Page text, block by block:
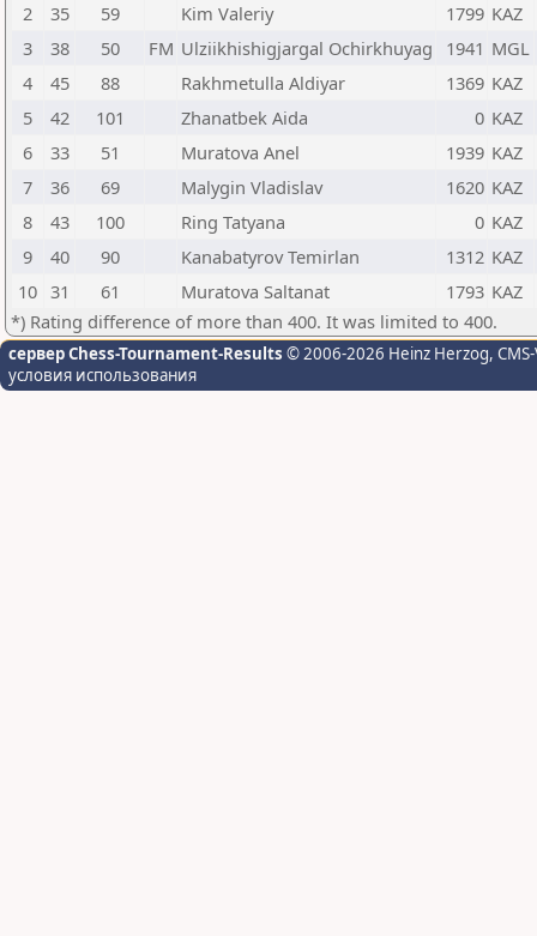
2
35 59 Kim Valeriy 1799 KAZ
3
38 50 FM Ulziikhishigjargal Ochirkhuyag 1941 MGL
4
45 88 Rakhmetulla Aldiyar 1369 KAZ
5
42 101 Zhanatbek Aida 0 KAZ
6
33 51 Muratova Anel 1939 KAZ
7
36 69 Malygin Vladislav 1620 KAZ
8
43 100 Ring Tatyana 0 KAZ
9
40 90 Kanabatyrov Temirlan 1312 KAZ
10 31 61 Muratova Saltanat 1793 KAZ
*) Rating difference of more than 400. It was limited to 400.
сервер Chess-Tournament-Results © 2006-2026 Heinz Herzog,
условия использования